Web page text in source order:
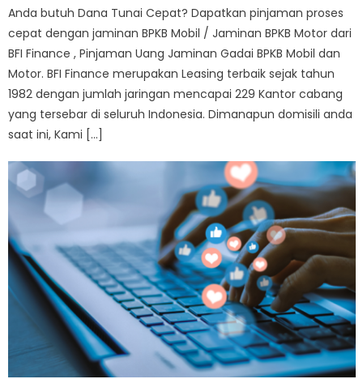
Anda butuh Dana Tunai Cepat? Dapatkan pinjaman proses
cepat dengan jaminan BPKB Mobil / Jaminan BPKB Motor dari
BFI Finance , Pinjaman Uang Jaminan Gadai BPKB Mobil dan
Motor. BFI Finance merupakan Leasing terbaik sejak tahun
1982 dengan jumlah jaringan mencapai 229 Kantor cabang
yang tersebar di seluruh Indonesia. Dimanapun domisili anda
saat ini, Kami […]